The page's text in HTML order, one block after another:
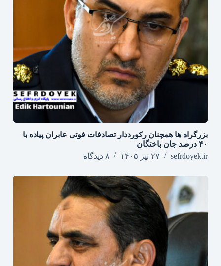
بزرگراه‌ ها همچنان رکورددار تصادفات فوتی عابران پیاده با
۴۰ درصد جان‌ باختگان
sefrdoyek.ir
۲۷ تیر ۱۴۰۵ ۸ دیدگاه